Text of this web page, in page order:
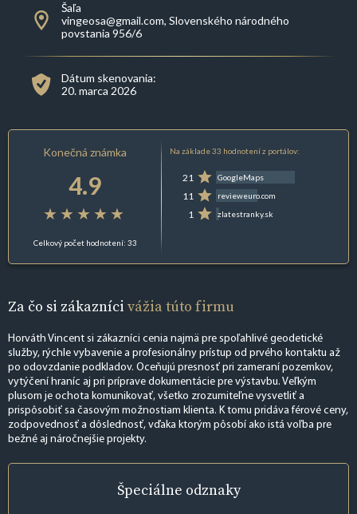
Šaľa
vingeosa@gmail.com, Slovenského národného
povstania 956/6
Dátum skenovania:
20. marca 2026
Konečná známka
4.9
Celkový počet hodnotení: 33
Na základe 33 hodnotení z portálov:
21 GoogleMaps
11 revieweuro.com
1 zlatestranky.sk
Za čo si zákazníci vážia túto firmu
Horváth Vincent si zákazníci cenia najmä pre spoľahlivé geodetické
služby, rýchle vybavenie a profesionálny prístup od prvého kontaktu až
po odovzdanie podkladov. Oceňujú presnosť pri zameraní pozemkov,
vytýčení hraníc aj pri príprave dokumentácie pre výstavbu. Veľkým
plusom je ochota komunikovať, všetko zrozumiteľne vysvetliť a
prispôsobiť sa časovým možnostiam klienta. K tomu pridáva férové ceny,
zodpovednosť a dôslednosť, vďaka ktorým pôsobí ako istá voľba pre
bežné aj náročnejšie projekty.
Špeciálne odznaky